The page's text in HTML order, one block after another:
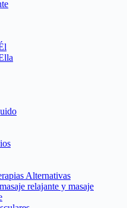
Alternativas
relajante y masaje